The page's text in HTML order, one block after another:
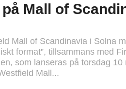
Mall of
Mall of Scandinavia i Solna
format”, tillsammans med
som lanseras på torsdag 10
Mall...